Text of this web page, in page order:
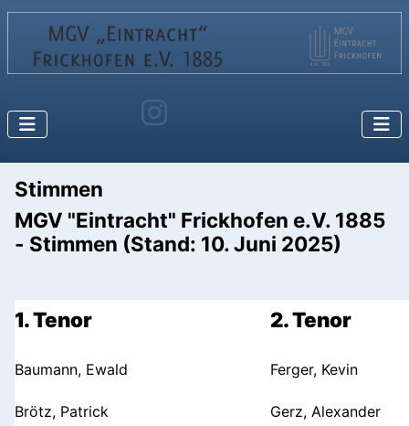
Stimmen
MGV "Eintracht" Frickhofen e.V. 1885
- Stimmen (Stand: 10. Juni 2025)
1. Tenor 2. Tenor
Baumann, Ewald Ferger, Kevin
Brötz, Patrick Gerz, Alexander